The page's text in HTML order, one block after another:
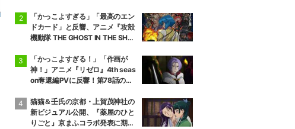
「かっこよすぎる」「最高のエン
ドカード」と反響、アニメ『攻殻
機動隊 THE GHOST IN THE SHEL
「かっこよすぎる！」「作画が
神！」アニメ『リゼロ』4th seas
on奪還編PVに反響！第78話のあ
猫猫＆壬氏の京都・上賀茂神社の
新ビジュアル公開、『薬屋のひと
りごと』京まふコラボ発表に期待